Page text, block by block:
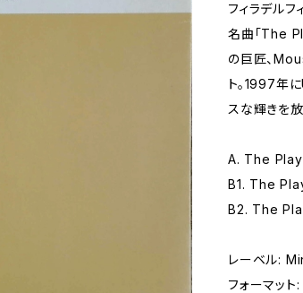
フィラデルフ
名曲「The
の巨匠、
ト。1997年
スな輝きを放
A. The
B1. The
B2. The
レーベル:
フォーマッ